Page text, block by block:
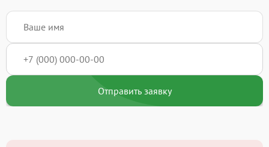
Отправить заявку